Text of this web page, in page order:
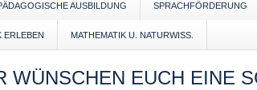
AUSBILDUNG SPRACHFÖRDERUNG
ERLEBEN MATHEMATIK U. NATURWISS.
WÜNSCHEN EUCH EINE